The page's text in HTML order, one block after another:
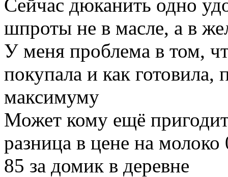
Сейчас дюканить одно
шпроты не в масле, а в
У меня проблема в том,
покупала и как
максимуму
Может кому ещё
разница в цене на
85 за домик в деревне